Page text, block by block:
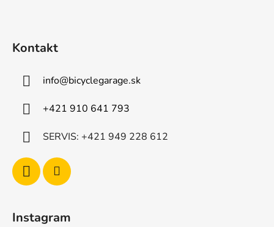
Kontakt
info@bicyclegarage.sk
+421 910 641 793
SERVIS: +421 949 228 612
Instagram